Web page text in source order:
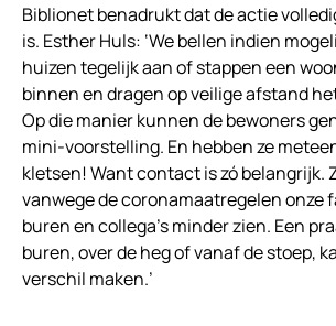
Biblionet benadrukt dat de actie
is. Esther Huls: ‘We bellen indien
huizen tegelijk aan of stappen een
binnen en dragen op veilige afstand
Op die manier kunnen de bewoners
mini-voorstelling. En hebben ze
kletsen! Want contact is zó belangrijk.
vanwege de coronamaatregelen onze
buren en collega’s minder zien. Een
buren, over de heg of vanaf de stoep,
verschil maken.’